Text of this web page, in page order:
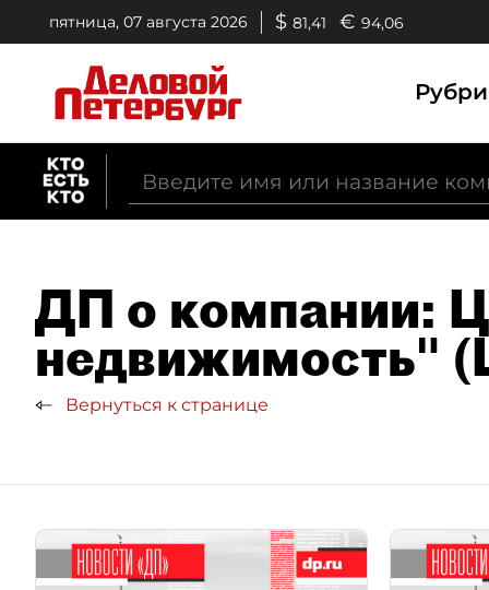
пятница, 07 августа 2026 $ 81,41 € 94,06
ДП о компании:
недвижимость"
Вернуться к странице